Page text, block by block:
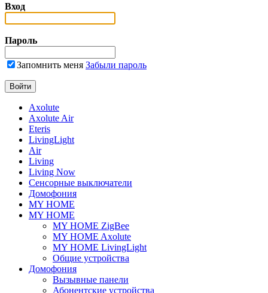
Вход
Пароль
Запомнить меня Забыли пароль
Axolute
Axolute Air
Eteris
LivingLight
Air
Living
Living Now
Сенсорные выключатели
Домофония
MY HOME
MY HOME
MY HOME ZigBee
MY HOME Axolute
MY HOME LivingLight
Общие устройства
Домофония
Вызывные панели
Абонентские устройства